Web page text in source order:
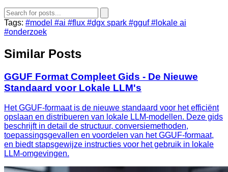
Tags: #model #ai #flux #dgx spark #gguf#lokale ai
#onderzoek
Similar Posts
GGUF Format Compleet Gids - De Nieuwe
Standaard voor Lokale LLM's
Het GGUF-formaat is de nieuwe standaard voor het efficiënt
opslaan en distribueren van lokale LLM-modellen. Deze gids
beschrijft in detail de structuur, conversiemethoden,
toepassingsgevallen en voordelen van het GGUF-formaat,
en biedt stapsgewijze instructies voor het gebruik in lokale
LLM-omgevingen.